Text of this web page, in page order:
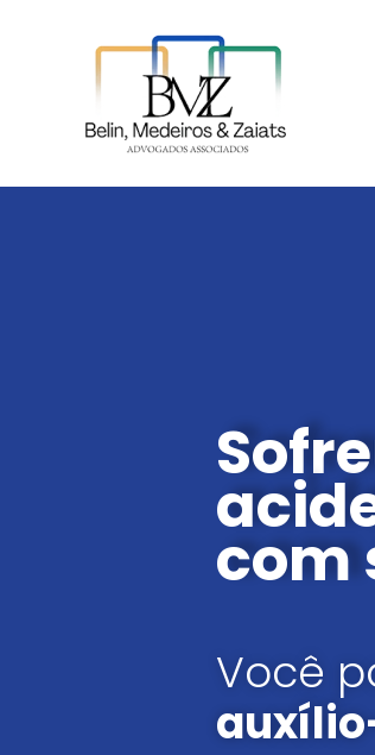
conteúdo
com
Você